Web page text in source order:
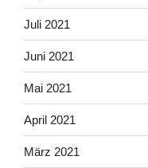
Juli 2021
Juni 2021
Mai 2021
April 2021
März 2021